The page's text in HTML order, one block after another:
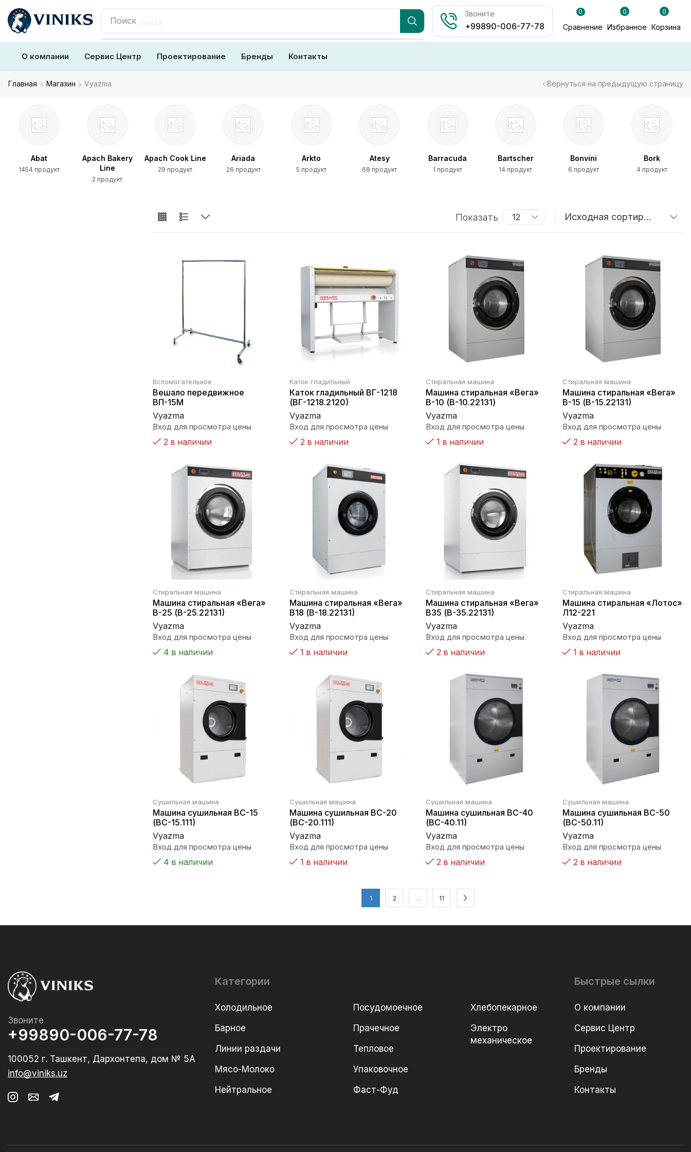
Поиск
Звоните
+99890-006-77-78
0
Сравнение
0
Избранное
0
Корзина
О компании Сервис Центр Проектирование Бренды Контакты
Главная Магазин Vyazma Вернуться на предыдущую страницу
Apach Bakery
Line
Apach Cook Line
29 продукт
Ariada
26 продукт
Arkto
5 продукт
Atesy
68 продукт
Barracuda
1 продукт
Bartscher
14 продукт
Bonvini
6 продукт
Bork
4 продукт
Bravo
4 продукт
Показать
Вспомогательное
Вешало передвижное
ВП-15М
Vyazma
Вход для просмотра цены
2 в наличии
Каток гладильный
Каток гладильный ВГ-1218
(ВГ-1218.2120)
Vyazma
Вход для просмотра цены
2 в наличии
Стиральная машина
Машина стиральная «Вега»
В-10 (B-10.22131)
Vyazma
Вход для просмотра цены
1 в наличии
Стиральная машина
Машина стиральная «Вега»
В-15 (В-15.22131)
Vyazma
Вход для просмотра цены
2 в наличии
Стиральная машина
Машина стиральная «Вега»
В-25 (В-25.22131)
Vyazma
Вход для просмотра цены
4 в наличии
Стиральная машина
Машина стиральная «Вега»
В18 (В-18.22131)
Vyazma
Вход для просмотра цены
1 в наличии
Стиральная машина
Машина стиральная «Вега»
В35 (В-35.22131)
Vyazma
Вход для просмотра цены
2 в наличии
Стиральная машина
Машина стиральная «Лотос»
Л12-221
Vyazma
Вход для просмотра цены
1 в наличии
Сушильная машина
Машина сушильная ВС-15
(ВС-15.111)
Vyazma
Вход для просмотра цены
4 в наличии
Сушильная машина
Машина сушильная ВС-20
(ВС-20.111)
Vyazma
Вход для просмотра цены
1 в наличии
Сушильная машина
Машина сушильная ВС-40
(ВС-40.11)
Vyazma
Вход для просмотра цены
2 в наличии
Сушильная машина
Машина сушильная ВС-50
(ВС-50.11)
Vyazma
Вход для просмотра цены
2 в наличии
1 2 … 11
Звоните
+99890-006-77-78
100052 г. Ташкент, Дархонтепа, дом № 5А
info@viniks.uz
Категории
Холодильное
Барное
Линии раздачи
Мясо-Молоко
Нейтральное
Посудомоечное
Прачечное
Тепловое
Упаковочное
Фаст-Фуд
Хлебопекарное
Электро
механическое
Быстрые сылки
О компании
Сервис Центр
Проектирование
Бренды
Контакты